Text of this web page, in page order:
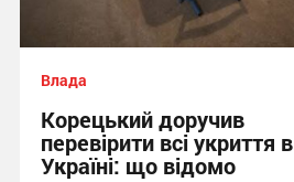
Влада
Корецький доручив
перевірити всі укриття в
Україні: що відомо